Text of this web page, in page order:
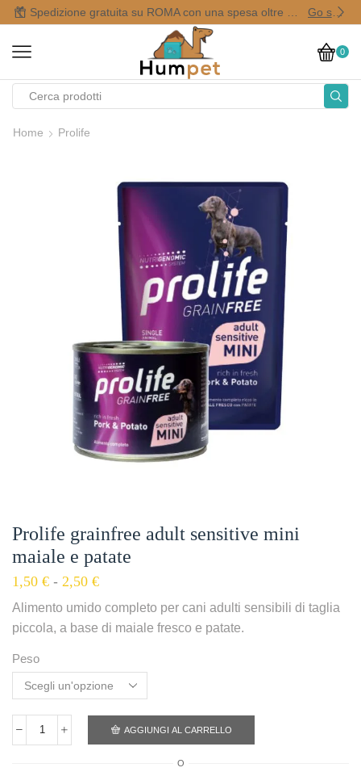
Go shop
0
Home Prolife
Prolife grainfree adult sensitive mini
maiale e patate
1,50 € - 2,50 €
Alimento umido completo per cani adulti sensibili di taglia
piccola, a base di maiale fresco e patate.
Peso
AGGIUNGI AL CARRELLO
O